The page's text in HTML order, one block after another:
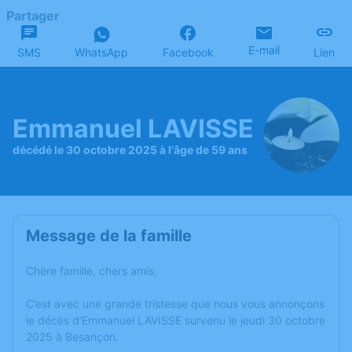
Partager
SMS WhatsApp Facebook E-mail Lien
Emmanuel LAVISSE
décédé le 30 octobre 2025 à l'âge de 59 ans
Message de la famille
Chère famille, chers amis,
C’est avec une grande tristesse que nous vous annonçons
le décès d’Emmanuel LAVISSE survenu le jeudi 30 octobre
2025 à Besançon.